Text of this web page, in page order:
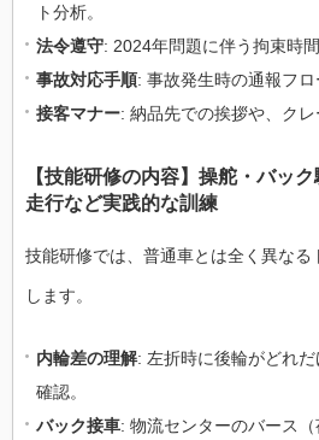
ト分析。
法令遵守: 2024年問題に伴う拘束時
事故対応手順: 事故発生時の通報フロ
接客マナー: 納品先での挨拶や、クレ
【技能研修の内容】操舵・バッ
走行など実践的な訓練
技能研修では、普通車とは全く異な
します。
内輪差の理解: 左折時に後輪がどれ
確認。
バック接車: 物流センターのバース